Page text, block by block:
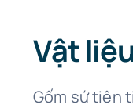
Vật
Gốm sứ tiên